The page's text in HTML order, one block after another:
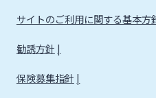
サイトのご利用に関する基本方
勧誘方針
保険募集指針